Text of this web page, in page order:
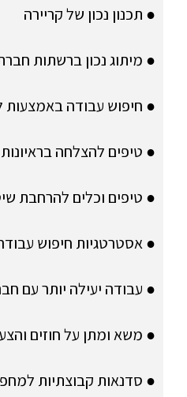
● תכנון נכון של קריירה
● מיתוג נכון ברשתות
● חיפוש עבודה באמצעות
● טיפים להצלחה
● טיפים וכלים להרחבת
● אסטרטגיות חיפוש
● עבודה יעילה יותר עם
● משא ומתן על חוזים
● סדנאות קבוצתיות